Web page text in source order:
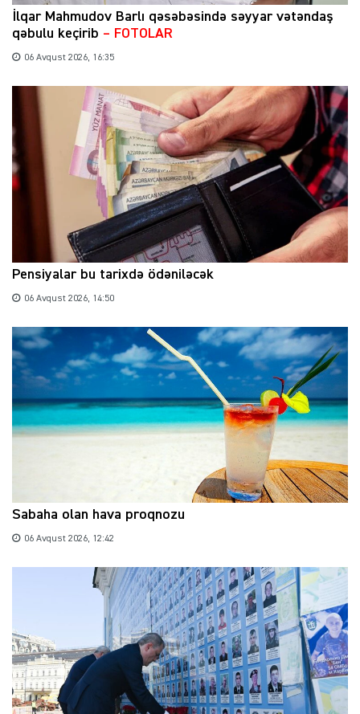
İlqar Mahmudov Barlı qəsəbəsində səyyar vətəndaş
qəbulu keçirib – FOTOLAR
06 Avqust 2026, 16:35
Pensiyalar bu tarixdə ödəniləcək
06 Avqust 2026, 14:50
Sabaha olan hava proqnozu
06 Avqust 2026, 12:42